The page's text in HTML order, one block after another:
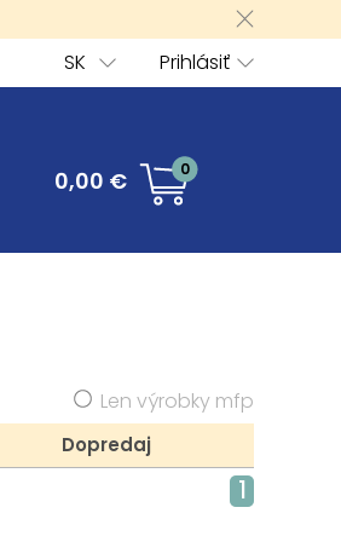
Prihlásiť
SK
0,00 € 0
Len výrobky mfp
Dopredaj
1